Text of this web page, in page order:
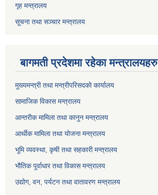
गृह मन्त्रालय
सूचना तथा सञ्चार मन्त्रालय
बागमती प्रदेशमा रहेका मन्त्रालयहरु
मुख्यमन्त्री तथा मन्त्रीपरिसदको कार्यालय
सामाजिक विकास मन्त्रालय
आन्तरीक मामिला तथा कानुन मन्त्रालय
आर्थीक मामिला तथा योजना मन्त्रालय
भूमि व्यवस्था, कृषी तथा सहकारी मन्त्रालय
भौतिक पूर्वाधार तथा विकास मन्त्रालय
उद्योग, वन, पर्यटन तथा वातावरण मन्त्रालय